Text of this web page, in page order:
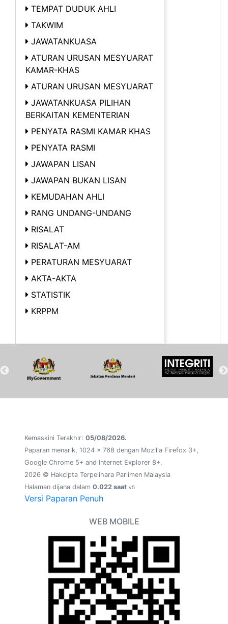
TEMPAT DUDUK AHLI
TAKWIM
JAWATANKUASA
ATURAN URUSAN MESYUARAT
KAMAR-KHAS
ATURAN URUSAN MESYUARAT
JAWATANKUASA PILIHAN
BERKAITAN KEMENTERIAN
PENYATA RASMI KAMAR KHAS
PENYATA RASMI
JAWAPAN LISAN
JAWAPAN BUKAN LISAN
KEMUDAHAN AHLI
RANG UNDANG-UNDANG
RISALAT
RISALAT-AM
PERATURAN MESYUARAT
AKTA-AKTA
STATISTIK
KRPPM
Kemaskini Terakhir: 05/08/2026.
Paparan menarik, 1024 x 768 dengan Mozilla Firefox 3+,
Google Chrome 5+ and Internet Explorer 8+.
2026 © Hakcipta Terpelihara Parlimen Malaysia
Halaman dijana dalam 0.022 saat v5
Versi Paparan Penuh
WEB MOBILE